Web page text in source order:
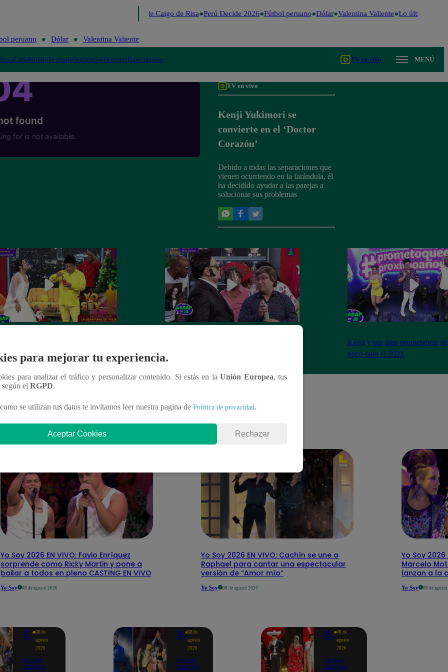
Me Caigo de Risa Perú Decide 2026 Fútbol peruano Dólar Valentina Valiente Lo último
peruano Dólar Valentina Valiente
LimaMundoTe ayudoTendenciasDeportesEspectáculos TV en vivo MENÚ
TV en vivo
Kenji Yukimori se
convierte en el ‘Doctor
Corazón’
Debido a todas las separaciones que
vienen ocurriendo en la farándula, él
ha decidido ayudar a las parejas a
solucionar sus problemas
ante la emoción de su esposa
Kenji y sus fans prometieron
poco para el 2021
Yo Soy 2026 EN VIVO: Favio Enríquez
sorprende como Ricky Martin y pone a
bailar a todos en pleno CASTING EN VIVO
Yo Soy 08 de agosto 2026
Yo Soy 2026 EN VIVO: Cachín se une a
Raphael para cantar una espectacular
versión de “Amor mío”
Yo Soy 08 de agosto 2026
Yo Soy 2026
Marcelo
lanzan a la
Yo Soy 08 de
Yo
Soy
08 de
agosto
2026
Yo Soy
2026 EN
Yo
Soy
08 de
agosto
2026
Yo Soy
2026 EN
Yo
Soy
08 de
agosto
2026
Yo Soy
2026 EN
para mejorar tu experiencia.
para analizar el tráfico y personalizar contenido. Si estás en laUnión Europea, tus
según el RGPD.
se utilizan tus datos te invitamos leer nuestra pagina de Política de privacidad.
Aceptar Cookies Rechazar